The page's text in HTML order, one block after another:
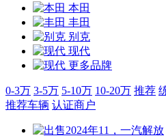
本田
丰田
别克
现代
更多品牌
0-3万 3-5万 5-10万 10-20万 推荐
推荐车辆 认证商户